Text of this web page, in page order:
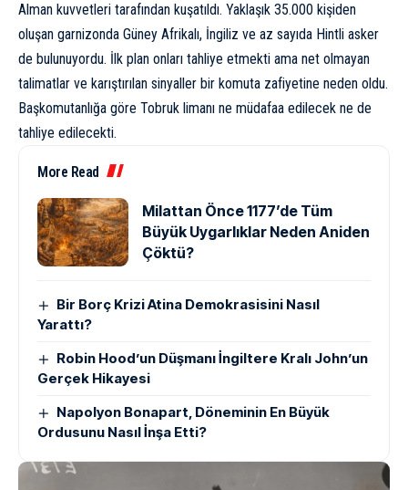
Alman kuvvetleri tarafından kuşatıldı. Yaklaşık 35.000 kişiden
oluşan garnizonda Güney Afrikalı, İngiliz ve az sayıda Hintli asker
de bulunuyordu. İlk plan onları tahliye etmekti ama net olmayan
talimatlar ve karıştırılan sinyaller bir komuta zafiyetine neden oldu.
Başkomutanlığa göre Tobruk limanı ne müdafaa edilecek ne de
tahliye edilecekti.
More Read
Milattan Önce 1177’de Tüm
Büyük Uygarlıklar Neden Aniden
Çöktü?
Bir Borç Krizi Atina Demokrasisini Nasıl
Yarattı?
Robin Hood’un Düşmanı İngiltere Kralı John’un
Gerçek Hikayesi
Napolyon Bonapart, Döneminin En Büyük
Ordusunu Nasıl İnşa Etti?